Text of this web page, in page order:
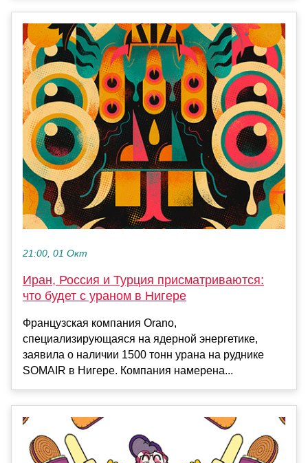
21:00, 01 Окт
Иран, Россия и Турция присматриваются:
что будет с ураном в Нигере
Французская компания Orano,
специализирующаяся на ядерной энергетике,
заявила о наличии 1500 тонн урана на руднике
SOMAIR в Нигере. Компания намерена...